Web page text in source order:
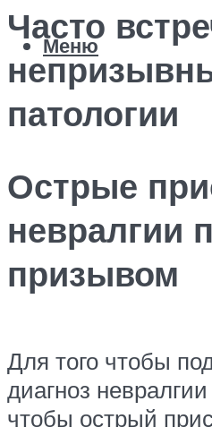
Меню
Часто
патологии
Острые
невралгии
призывом
Для того чтобы
диагноз
чтобы острый